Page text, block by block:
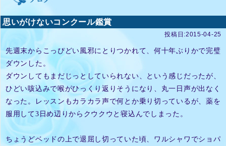
思いがけないコンクール鑑賞
投稿日:2015-04-25
先週末からこっぴどい風邪にとりつかれて、何十年ぶりかで完璧
ダウンした。
ダウンしてもまだじっとしていられない、という感じだったが、
ひどい咳込みで喉がひっくり返りそうになり、丸一日声が出なく
なった。レッスンもカラカラ声で何とか乗り切っているが、薬を
服用して3日め辺りからクウクウと寝込んでしまった。
ちょうどベッドの上で退屈し切っていた頃、ワルシャワでショパ